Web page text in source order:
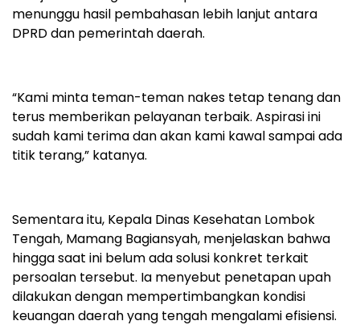
menunggu hasil pembahasan lebih lanjut antara
DPRD dan pemerintah daerah.
“Kami minta teman-teman nakes tetap tenang dan
terus memberikan pelayanan terbaik. Aspirasi ini
sudah kami terima dan akan kami kawal sampai ada
titik terang,” katanya.
Sementara itu, Kepala Dinas Kesehatan Lombok
Tengah, Mamang Bagiansyah, menjelaskan bahwa
hingga saat ini belum ada solusi konkret terkait
persoalan tersebut. Ia menyebut penetapan upah
dilakukan dengan mempertimbangkan kondisi
keuangan daerah yang tengah mengalami efisiensi.